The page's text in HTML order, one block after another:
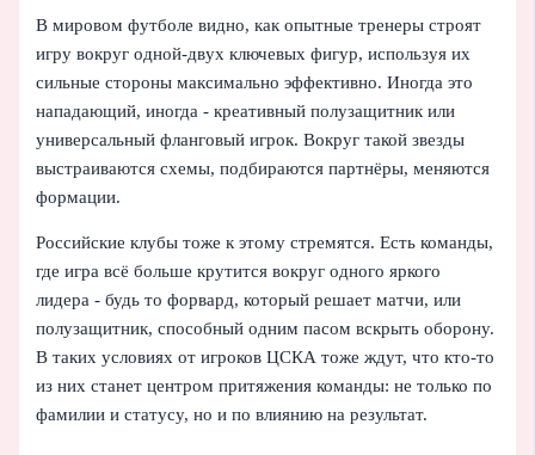
В мировом футболе видно, как опытные тренеры строят
игру вокруг одной-двух ключевых фигур, используя их
сильные стороны максимально эффективно. Иногда это
нападающий, иногда - креативный полузащитник или
универсальный фланговый игрок. Вокруг такой звезды
выстраиваются схемы, подбираются партнёры, меняются
формации.
Российские клубы тоже к этому стремятся. Есть команды,
где игра всё больше крутится вокруг одного яркого
лидера - будь то форвард, который решает матчи, или
полузащитник, способный одним пасом вскрыть оборону.
В таких условиях от игроков ЦСКА тоже ждут, что кто-то
из них станет центром притяжения команды: не только по
фамилии и статусу, но и по влиянию на результат.